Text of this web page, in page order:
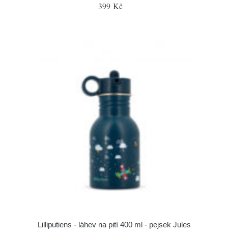
399 Kč
Lilliputiens - láhev na pití 400 ml - pejsek Jules